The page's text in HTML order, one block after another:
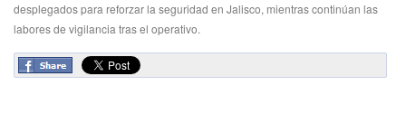
desplegados para reforzar la seguridad en Jalisco, mientras continúan las
labores de vigilancia tras el operativo.